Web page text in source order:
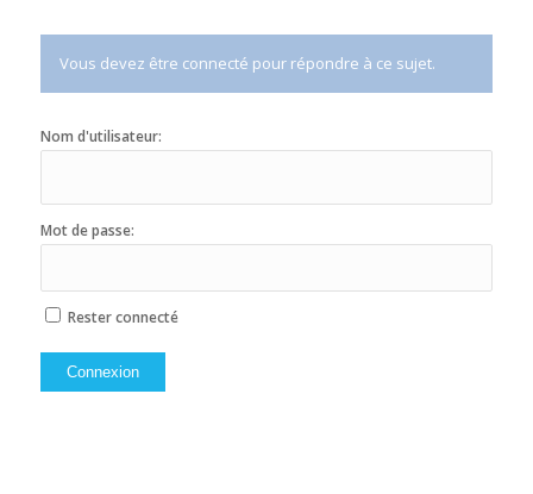
Vous devez être connecté pour répondre à ce sujet.
Nom d'utilisateur:
Mot de passe:
Rester connecté
Connexion